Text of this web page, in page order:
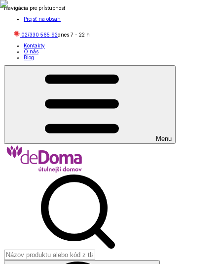
Navigácia pre prístupnosť
Prejsť na obsah
02/330 565 92dnes 7 - 22 h
Kontakty
O nás
Blog
Menu